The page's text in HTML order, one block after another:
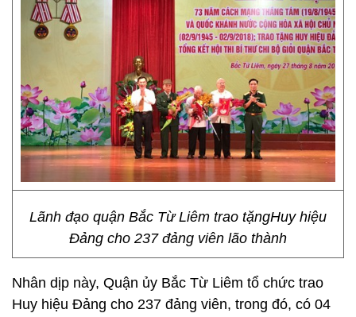
Lãnh đạo quận Bắc Từ Liêm trao tặngHuy hiệu
Đảng cho 237 đảng viên lão thành
Nhân dịp này, Quận ủy Bắc Từ Liêm tổ chức trao
Huy hiệu Đảng cho 237 đảng viên, trong đó, có 04